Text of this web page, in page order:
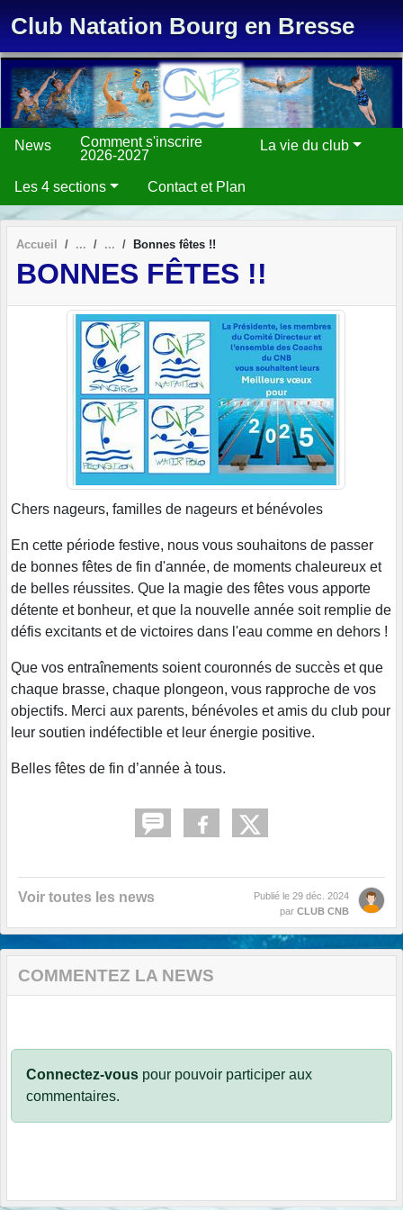
Club Natation Bourg en Bresse
News
Comment s'inscrire
2026-2027
La vie du club
Les 4 sections Contact et Plan
Accueil Bonnes fêtes !!
BONNES FÊTES !!
Chers nageurs, familles de nageurs et bénévoles
En cette période festive, nous vous souhaitons de passer
de bonnes fêtes de fin d'année, de moments chaleureux et
de belles réussites. Que la magie des fêtes vous apporte
détente et bonheur, et que la nouvelle année soit remplie de
défis excitants et de victoires dans l'eau comme en dehors !
Que vos entraînements soient couronnés de succès et que
chaque brasse, chaque plongeon, vous rapproche de vos
objectifs. Merci aux parents, bénévoles et amis du club pour
leur soutien indéfectible et leur énergie positive.
Belles fêtes de fin d’année à tous.
Voir toutes les news Publié le 29 déc. 2024
par CLUB CNB
COMMENTEZ LA NEWS
Connectez-vous pour pouvoir participer aux
commentaires.